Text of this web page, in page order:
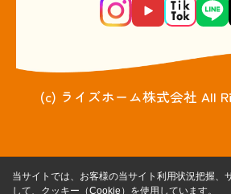
(c) ライズホーム株式会社 All
当サイトでは、お客様の当サイト利用状況把握、
して、クッキー（Cookie）を使用しています。